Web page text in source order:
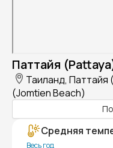
Паттайя
Таиланд,
(Jomtien Beach)
Средняя
Весь год